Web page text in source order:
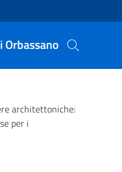
Orbassano
architettoniche:
per i